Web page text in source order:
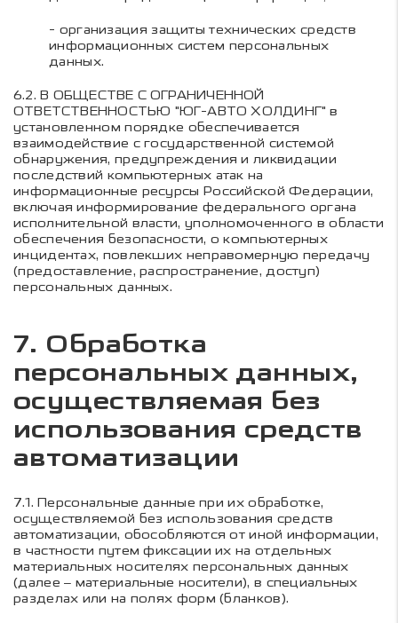
- организация защиты технических средств
информационных систем персональных
данных.
6.2. В ОБЩЕСТВЕ С ОГРАНИЧЕННОЙ
ОТВЕТСТВЕННОСТЬЮ "ЮГ-АВТО ХОЛДИНГ" в
установленном порядке обеспечивается
взаимодействие с государственной системой
обнаружения, предупреждения и ликвидации
последствий компьютерных атак на
информационные ресурсы Российской Федерации,
включая информирование федерального органа
исполнительной власти, уполномоченного в области
обеспечения безопасности, о компьютерных
инцидентах, повлекших неправомерную передачу
(предоставление, распространение, доступ)
персональных данных.
7. Обработка
персональных данных,
осуществляемая без
использования средств
автоматизации
7.1. Персональные данные при их обработке,
осуществляемой без использования средств
автоматизации, обособляются от иной информации,
в частности путем фиксации их на отдельных
материальных носителях персональных данных
(далее – материальные носители), в специальных
разделах или на полях форм (бланков).